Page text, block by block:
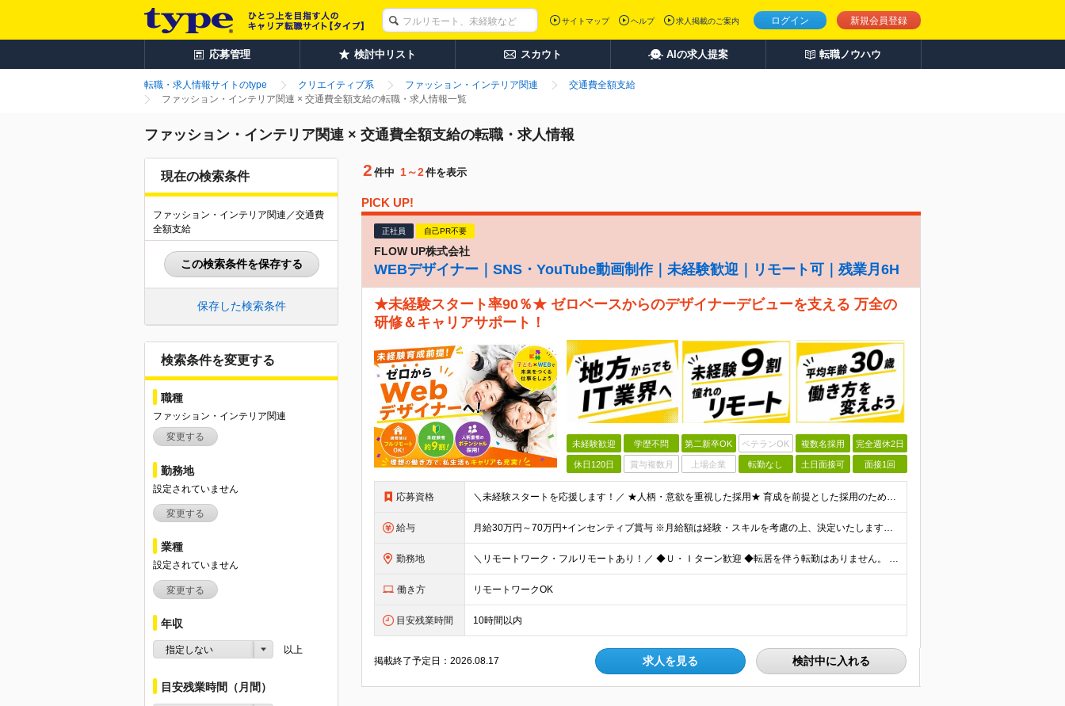
ログイン 新規会員登録
サイトマップ ヘルプ 求人掲載のご案内
応募管理 検討中リスト スカウト AIの求人提案 転職ノウハウ
転職・求人情報サイトのtype クリエイティブ系 ファッション・インテリア関連
交通費全額支給
ファッション・インテリア関連 × 交通費全額支給の転職・求人情報一覧
ファッション・インテリア関連 × 交通費全額支給の転職・求人情報
現在の検索条件
ファッション・インテリア関連／交通費
全額支給
この検索条件を保存する
保存した検索条件
検索条件を変更する
職種
ファッション・インテリア関連
変更する
勤務地
設定されていません
変更する
業種
設定されていません
変更する
年収
指定しない 以上
目安残業時間（月間）
2 件中 1～2件を表示
PICK UP!
正社員 自己PR不要
FLOW UP株式会社
WEBデザイナー｜SNS・YouTube動画制作｜未経験歓迎｜リモート可｜残業月6H
★未経験スタート率90％★ ゼロベースからのデザイナーデビューを支える 万全の
研修＆キャリアサポート！
未経験歓迎 学歴不問 第二新卒OK ベテランOK 複数名採用 完全週休2日
休日120日 賞与複数月 上場企業 転勤なし 土日面接可 面接1回
応募資格 ＼未経験スタートを応援します！／ ★人柄・意欲を重視した採用★ 育成を前提とした採用のため、 「PCに触ったことがほとんどない…」という方の挑戦も歓迎！ ＜例えば…＞ ●やりたいことはあるけど、ス
給与 月給30万円～70万円+インセンティブ賞与 ※月給額は経験・スキルを考慮の上、決定いたします。 【インセンティブについて】 自社サービスを提案し、サービス化した場合、一部の利益をインセンティブとして
勤務地 ＼リモートワーク・フルリモートあり！／ ◆Ｕ・Ｉターン歓迎 ◆転居を伴う転勤はありません。 ◆配属先はお住まいや希望を考慮し決定します。 ◆マイカー通勤OK（駐車場あり／プロジェクトによる） 【本
働き方 リモートワークOK
目安残業時間 10時間以内
掲載終了予定日：2026.08.17 求人を見る 検討中に入れる